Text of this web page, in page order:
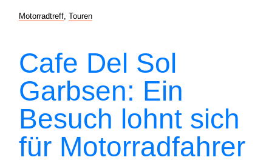
Motorradtreff Touren
Cafe Del Sol
Garbsen: Ein
Besuch lohnt sich
für Motorradfahrer